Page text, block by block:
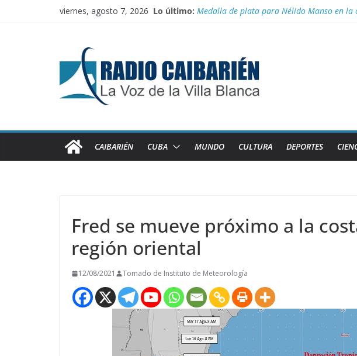
viernes, agosto 7, 2026 Lo último: Medalla de plata para Nélido Manso en la
Recorren federadas de Caibarién la historia
CAIBARIÉN CUBA MUNDO CULTURA DEPORTES
Fred se mueve próximo a la
región oriental
12/08/2021 Tomado de Instituto de Meteorología